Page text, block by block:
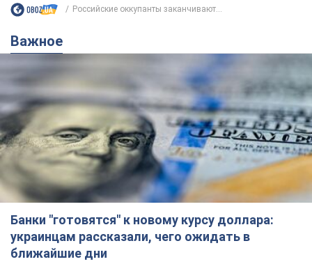
Российские оккупанты заканчивают...
Важное
Банки "готовятся" к новому курсу доллара:
украинцам рассказали, чего ожидать в
ближайшие дни